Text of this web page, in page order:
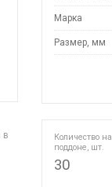
в
Марка
Размер, мм
Количество на
поддоне, шт.
30